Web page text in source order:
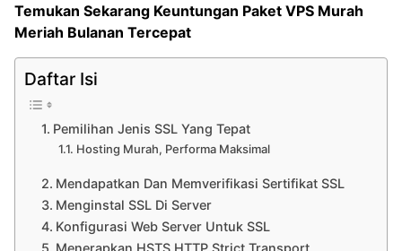
Temukan Sekarang Keuntungan Paket VPS Murah
Meriah Bulanan Tercepat
Daftar Isi
Pemilihan Jenis SSL Yang Tepat
Hosting Murah, Performa Maksimal
Mendapatkan Dan Memverifikasi Sertifikat SSL
Menginstal SSL Di Server
Konfigurasi Web Server Untuk SSL
Menerapkan HSTS HTTP Strict Transport